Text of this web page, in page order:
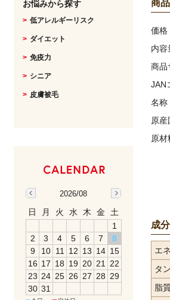
商
価格
内容
商品
JAN
名称
原産
原材
成分
エ
タ
脂
お悩みから探す
低アレルギーリスク
ダイエット
免疫力
シニア
皮膚被毛
2026/08
日 月 火 水 木 金
土
1
2
3 4 5 6 7
8
9
10 11 12 13 14 15
16 17 18 19 20 21 22
23 24 25 26 27 28 29
30 31